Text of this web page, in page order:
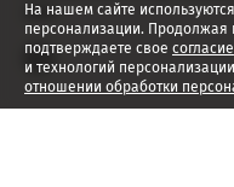
На нашем сайте
персонализации. Продолжая
подтверждаете свое согласие
и технологий
отношении обработки
2026